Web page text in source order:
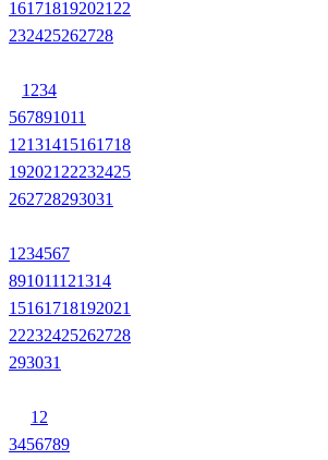
161718192021 22
232425262728
1 234
567891011
12131415161718
192021 22232425
262728293031
1 234567
891011121314
15161718192021
22232425262728
293031
1 2
3456789